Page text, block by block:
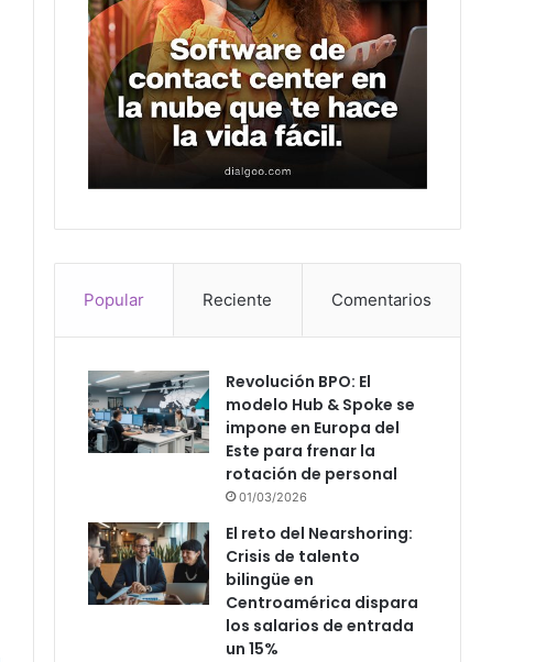
Popular Reciente Comentarios
Revolución BPO: El
modelo Hub & Spoke se
impone en Europa del
Este para frenar la
rotación de personal
01/03/2026
El reto del Nearshoring:
Crisis de talento
bilingüe en
Centroamérica dispara
los salarios de entrada
un 15%